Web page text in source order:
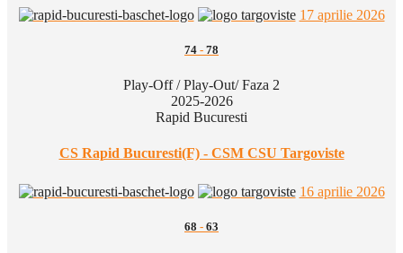
17 aprilie 2026
74 - 78
Play-Off / Play-Out/ Faza 2
2025-2026
Rapid Bucuresti
CS Rapid Bucuresti(F) - CSM CSU Targoviste
16 aprilie 2026
68 - 63